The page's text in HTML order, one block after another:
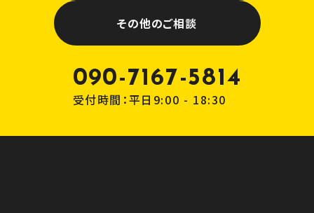
090-7167-5814
受付時間：平日9:00 - 18:30
その他のご相談